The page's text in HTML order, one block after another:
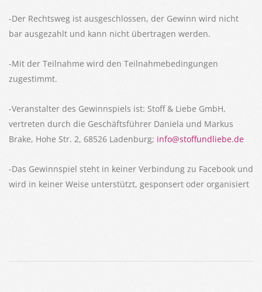
-Der Rechtsweg ist ausgeschlossen, der Gewinn wird nicht
bar ausgezahlt und kann nicht übertragen werden.
-Mit der Teilnahme wird den Teilnahmebedingungen
zugestimmt.
-Veranstalter des Gewinnspiels ist: Stoff & Liebe GmbH,
vertreten durch die Geschäftsführer Daniela und Markus
Brake, Hohe Str. 2, 68526 Ladenburg; info@stoffundliebe.de
-Das Gewinnspiel steht in keiner Verbindung zu Facebook und
wird in keiner Weise unterstützt, gesponsert oder organisiert